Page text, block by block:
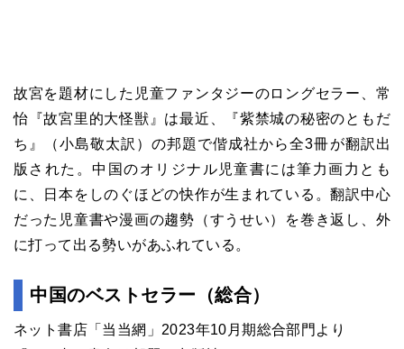
故宮を題材にした児童ファンタジーのロングセラー、常
怡『故宮里的大怪獣』は最近、『紫禁城の秘密のともだ
ち』（小島敬太訳）の邦題で偕成社から全3冊が翻訳出
版された。中国のオリジナル児童書には筆力画力とも
に、日本をしのぐほどの快作が生まれている。翻訳中心
だった児童書や漫画の趨勢（すうせい）を巻き返し、外
に打って出る勢いがあふれている。
中国のベストセラー（総合）
ネット書店「当当網」 2023年10 月期総合部門より